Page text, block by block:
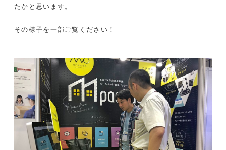
たかと思います。
その様子を一部ご覧ください！